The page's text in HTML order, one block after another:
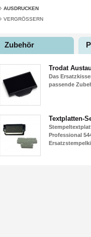
AUSDRUCKEN
VERGRÖSSERN
Zubehör
Trodat
Das
passende
Textplatten-
Professional